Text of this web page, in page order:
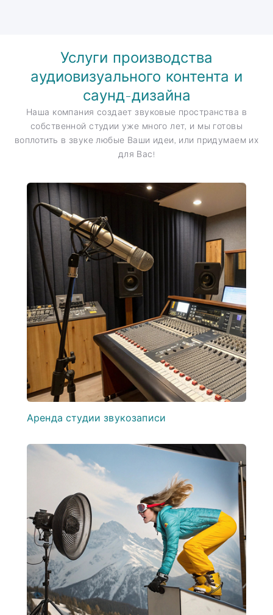
Услуги производства
аудиовизуального контента и
саунд-дизайна
Наша компания создает звуковые пространства в
собственной студии уже много лет, и мы готовы
воплотить в звуке любые Ваши идеи, или придумаем их
для Вас!
Аренда студии звукозаписи